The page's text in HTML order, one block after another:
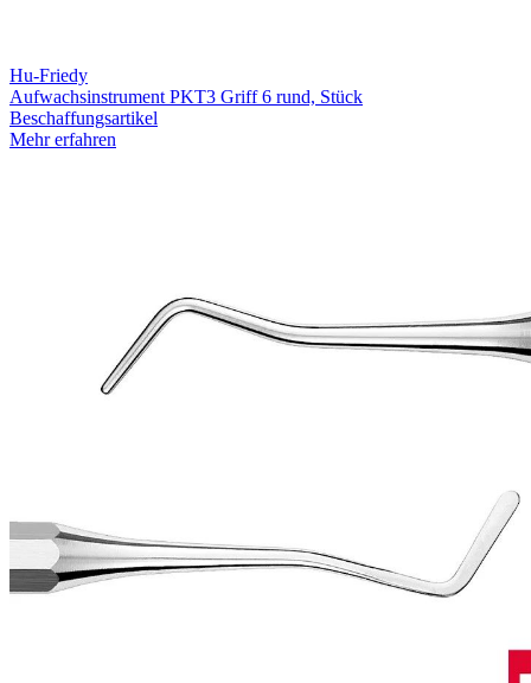
Hu-Friedy
Aufwachsinstrument PKT3 Griff 6 rund, Stück
Beschaffungsartikel
Mehr erfahren